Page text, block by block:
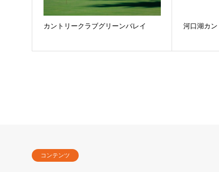
カントリークラブグリーンバレイ 河口湖カ
コンテンツ